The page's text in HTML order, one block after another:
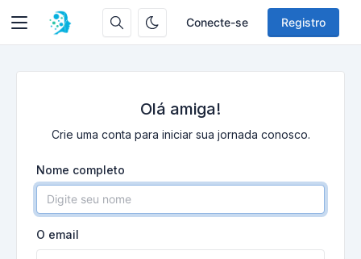
Conecte-se Registro
Olá amiga!
Crie uma conta para iniciar sua jornada conosco.
Nome completo
O email